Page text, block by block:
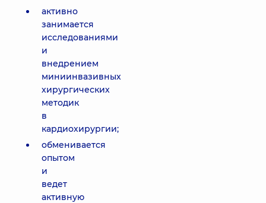
активно
занимается
исследованиями
и
внедрением
миниинвазивных
хирургических
методик
в
кардиохирургии;
обменивается
опытом
и
ведет
активную